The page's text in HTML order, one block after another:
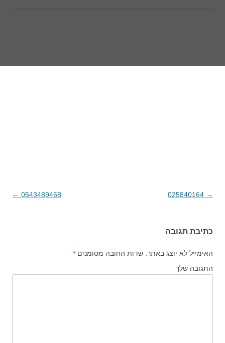
ניווט בפוסטים
→
0543489468
←
כתיבת תגובה
האימייל לא יוצג באתר. שדות החובה מסומנים *
התגובה שלך